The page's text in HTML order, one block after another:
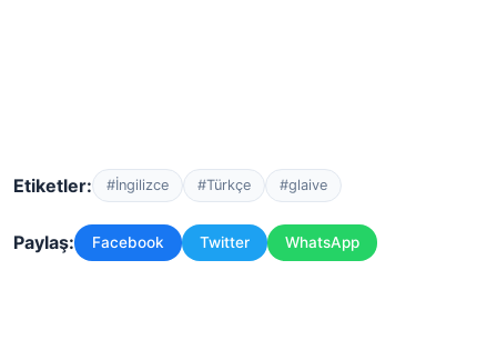
Etiketler: #İngilizce #Türkçe #glaive
Paylaş: Facebook Twitter WhatsApp